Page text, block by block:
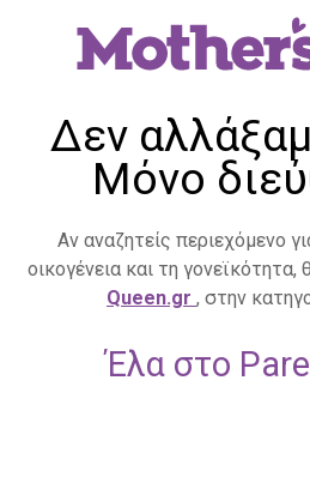
Δεν
Μόνο
Αν αναζητείς περιεχόμενο
οικογένεια και τη
Queen.gr , στην
Έλα στο